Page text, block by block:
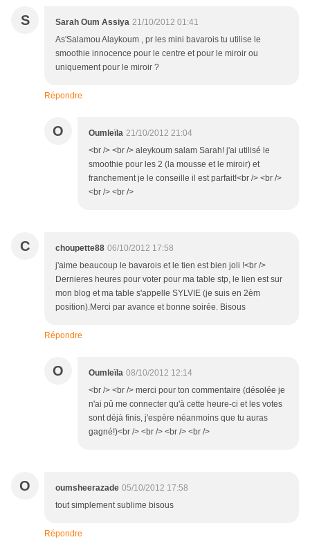
S Sarah Oum Assiya 21/10/2012 01:41
As'Salamou Alaykoum , pr les mini bavarois tu utilise le
smoothie innocence pour le centre et pour le miroir ou
uniquement pour le miroir ?
Répondre
O Oumleïla 21/10/2012 21:04
<br /> <br /> aleykoum salam Sarah! j'ai utilisé le
smoothie pour les 2 (la mousse et le miroir) et
franchement je le conseille il est parfait!<br /> <br />
<br /> <br />
C choupette88 06/10/2012 17:58
j'aime beaucoup le bavarois et le tien est bien joli !<br />
Dernieres heures pour voter pour ma table stp, le lien est sur
mon blog et ma table s'appelle SYLVIE (je suis en 2èm
position).Merci par avance et bonne soirée. Bisous
Répondre
O Oumleïla 08/10/2012 12:14
<br /> <br /> merci pour ton commentaire (désolée je
n'ai pû me connecter qu'à cette heure-ci et les votes
sont déjà finis, j'espère néanmoins que tu auras
gagné!)<br /> <br /> <br /> <br />
O oumsheerazade 05/10/2012 17:58
tout simplement sublime bisous
Répondre